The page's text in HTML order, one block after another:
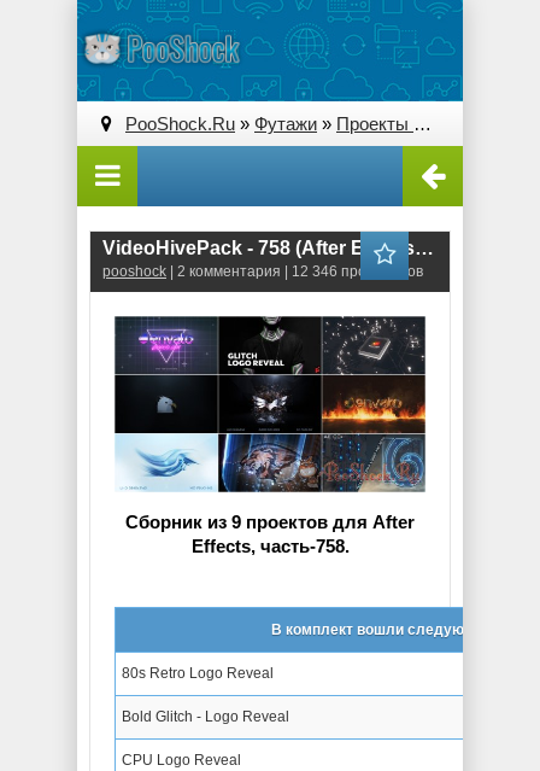
PooShock.Ru » Футажи » Проекты After Effects
VideoHivePack - 758 (After Effects Projects Pack) - [Logo]
pooshock | 2 комментария | 12 346 просмотров
Сборник из 9 проектов для After
Effects, часть-758.
В комплект вошли следующие
80s Retro Logo Reveal
Bold Glitch - Logo Reveal
CPU Logo Reveal